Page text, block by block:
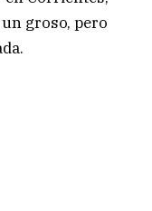
groso, pero